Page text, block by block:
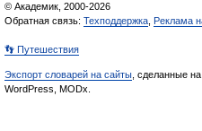
© Академик, 2000-2026
Обратная связь: Техподдержка Реклама
👣 Путешествия
Экспорт словарей на сайты , сделанные на
WordPress, MODx.